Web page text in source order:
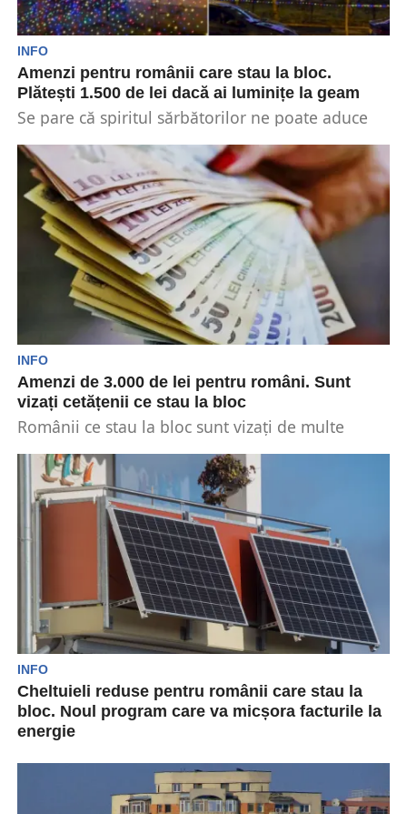
INFO
Amenzi pentru românii care stau la bloc.
Plătești 1.500 de lei dacă ai luminițe la geam
Se pare că spiritul sărbătorilor ne poate aduce
INFO
Amenzi de 3.000 de lei pentru români. Sunt
vizați cetățenii ce stau la bloc
Românii ce stau la bloc sunt vizați de multe
INFO
Cheltuieli reduse pentru românii care stau la
bloc. Noul program care va micșora facturile la
energie
ajuta asociațiile de proprietari să poată instala